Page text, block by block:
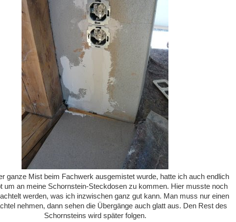
ganze Mist beim Fachwerk ausgemistet wurde, hatte ich auch endlich
um an meine Schornstein-Steckdosen zu kommen. Hier musste noch
werden, was ich inzwischen ganz gut kann. Man muss nur einen
nehmen, dann sehen die Übergänge auch glatt aus. Den Rest des
Schornsteins wird später folgen.